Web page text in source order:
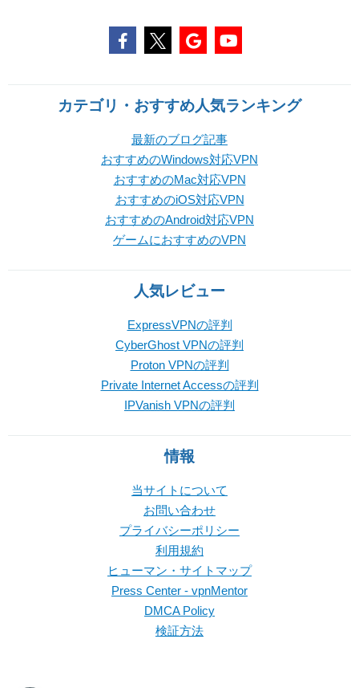
カテゴリ・おすすめ人気ランキング
最新のブログ記事
おすすめのWindows対応VPN
おすすめのMac対応VPN
おすすめのiOS対応VPN
おすすめのAndroid対応VPN
ゲームにおすすめのVPN
人気レビュー
ExpressVPNの評判
CyberGhost VPNの評判
Proton VPNの評判
Private Internet Accessの評判
IPVanish VPNの評判
情報
当サイトについて
お問い合わせ
プライバシーポリシー
利用規約
ヒューマン・サイトマップ
Press Center - vpnMentor
DMCA Policy
検証方法